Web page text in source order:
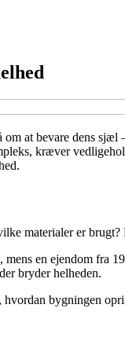
at bevare dens
kræver
materialer er
en ejendom fra
bryder helheden.
bygningen